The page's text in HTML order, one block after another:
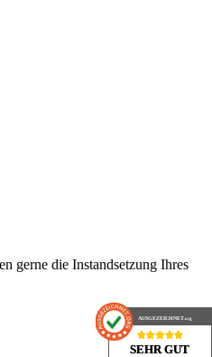
gerne die Instandsetzung Ihres
AUSGEZEICHNET.org
SEHR GUT
AUSGEZEICHNET.org
SEHR GUT